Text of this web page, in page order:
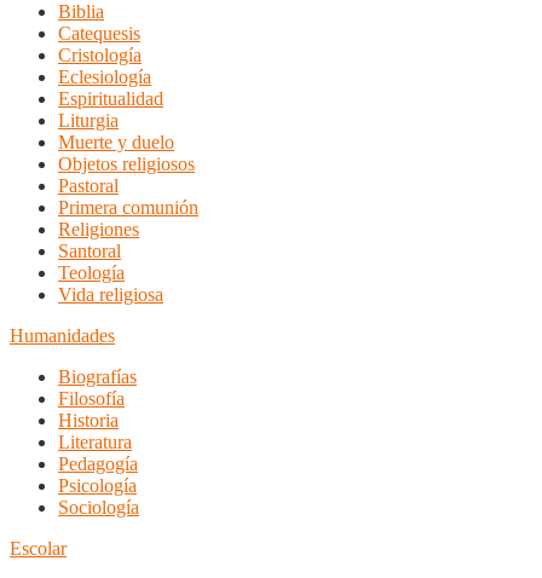
Biblia
Catequesis
Cristología
Eclesiología
Espiritualidad
Liturgia
Muerte y duelo
Objetos religiosos
Pastoral
Primera comunión
Religiones
Santoral
Teología
Vida religiosa
Humanidades
Biografías
Filosofía
Historia
Literatura
Pedagogía
Psicología
Sociología
Escolar